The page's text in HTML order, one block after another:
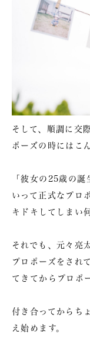
そして、順調に交
ポーズの時にはこ
「彼女の25歳の
いって正式なプロ
キドキしてしまい
それでも、元々亮
プロポーズをされ
てきてからプロポ
付き合ってからち
え始めます。